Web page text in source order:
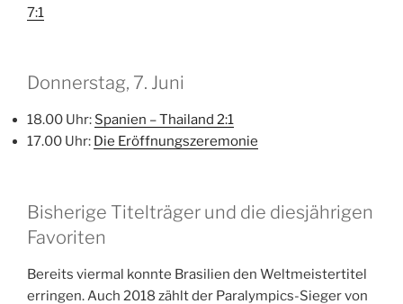
7:1
Donnerstag, 7. Juni
18.00 Uhr: Spanien – Thailand 2:1
17.00 Uhr: Die Eröffnungszeremonie
Bisherige Titelträger und die diesjährigen
Favoriten
Bereits viermal konnte Brasilien den Weltmeistertitel
erringen. Auch 2018 zählt der Paralympics-Sieger von